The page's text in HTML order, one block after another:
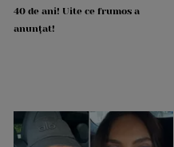
40 de ani! Uite ce frumos a
anunțat!